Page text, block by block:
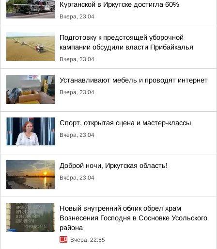
Курганской в Иркутске достигла 60%
Вчера, 23:04
Подготовку к предстоящей уборочной
кампании обсудили власти Прибайкалья
Вчера, 23:04
Устанавливают мебель и проводят интернет
Вчера, 23:04
Спорт, открытая сцена и мастер-классы
Вчера, 23:04
Доброй ночи, Иркутская область!
Вчера, 23:04
Новый внутренний облик обрел храм
Вознесения Господня в Сосновке Усольского
района
Вчера, 22:55